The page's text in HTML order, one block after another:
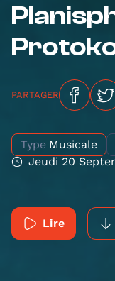
PARTAGER
Type Musicale
Jeudi 20
Lire